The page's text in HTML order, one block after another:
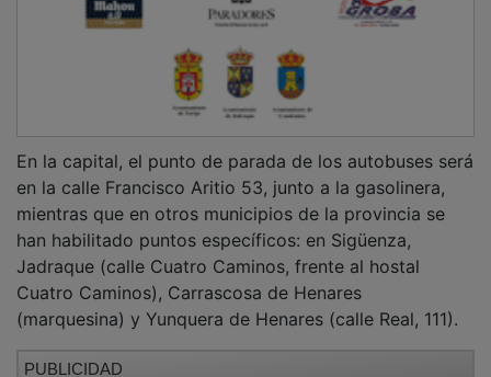
en la calle Francisco Aritio 53, junto a la gasolinera,
mientras que en otros municipios de la provincia se
han habilitado puntos específicos: en Sigüenza,
Jadraque (calle Cuatro Caminos, frente al hostal
Cuatro Caminos), Carrascosa de Henares
(marquesina) y Yunquera de Henares (calle Real, 111).